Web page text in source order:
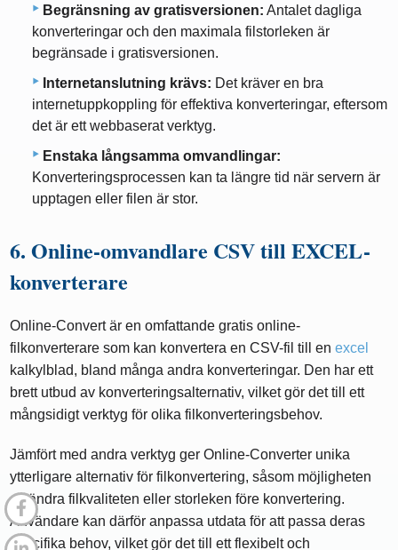
Begränsning av gratisversionen: Antalet dagliga
konverteringar och den maximala filstorleken är
begränsade i gratisversionen.
Internetanslutning krävs: Det kräver en bra
internetuppkoppling för effektiva konverteringar, eftersom
det är ett webbaserat verktyg.
Enstaka långsamma omvandlingar:
Konverteringsprocessen kan ta längre tid när servern är
upptagen eller filen är stor.
6. Online-omvandlare CSV till EXCEL-
konverterare
Online-Convert är en omfattande gratis online-
filkonverterare som kan konvertera en CSV-fil till enexcel
kalkylblad, bland många andra konverteringar. Den har ett
brett utbud av konverteringsalternativ, vilket gör det till ett
mångsidigt verktyg för olika filkonverteringsbehov.
Jämfört med andra verktyg ger Online-Converter unika
ytterligare alternativ för filkonvertering, såsom möjligheten
att ändra filkvaliteten eller storleken före konvertering.
Användare kan därför anpassa utdata för att passa deras
specifika behov, vilket gör det till ett flexibelt och